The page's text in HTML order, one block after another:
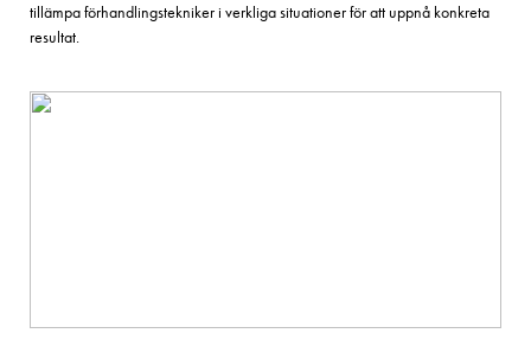
tillämpa förhandlingstekniker i verkliga situationer för att uppnå konkreta
resultat.